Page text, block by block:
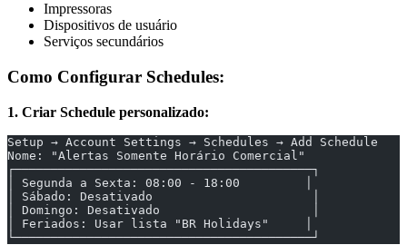
Impressoras
Dispositivos de usuário
Serviços secundários
Como Configurar Schedules:
1. Criar Schedule personalizado:
Setup → Account Settings → Schedules → Add Schedule
Nome: "Alertas Somente Horário Comercial"
┌─────────────────────────────────────────┐
│ Segunda a Sexta: 08:00 - 18:00         │
│ Sábado: Desativado                      │
│ Domingo: Desativado                     │
│ Feriados: Usar lista "BR Holidays"     │
└─────────────────────────────────────────┘